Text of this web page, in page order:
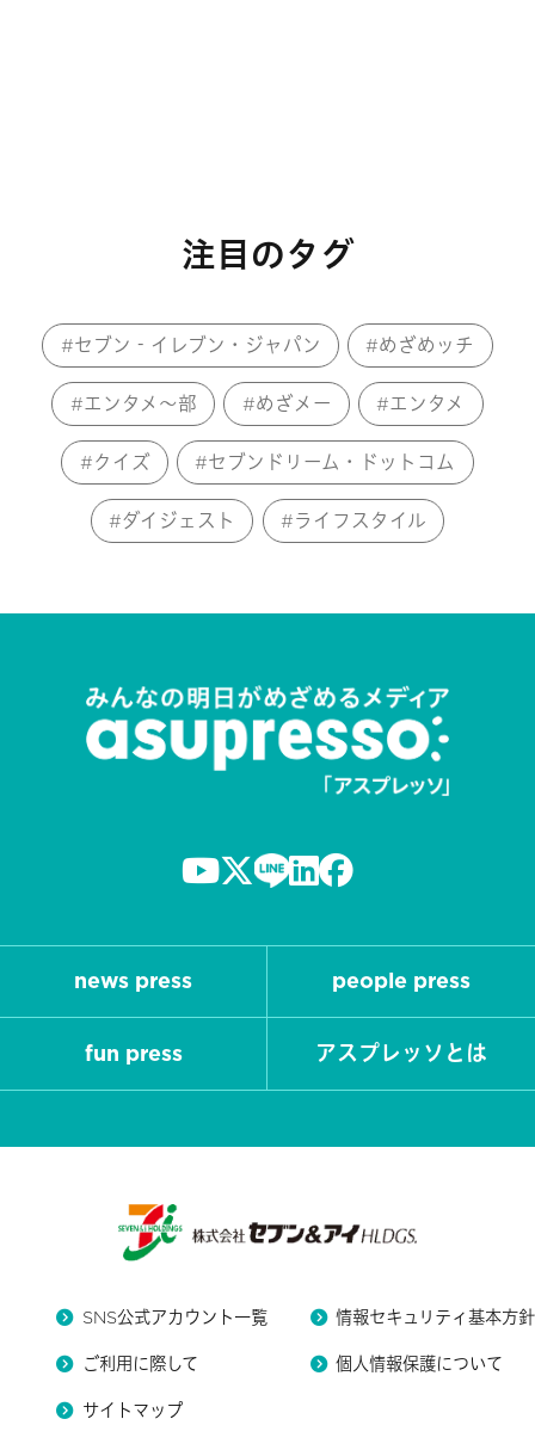
注目のタグ
セブン‐イレブン・ジャパン めざめッチ
エンタメ～部 めざメー エンタメ
クイズ セブンドリーム・ドットコム
ダイジェスト ライフスタイル
news press people press
fun press アスプレッソとは
SNS公式アカウント一覧 情報セキュリティ基本方針
ご利用に際して 個人情報保護について
サイトマップ